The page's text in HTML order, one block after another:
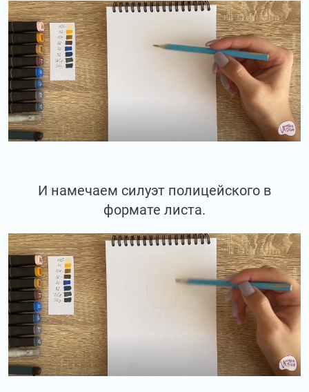
И намечаем силуэт полицейского в
формате листа.